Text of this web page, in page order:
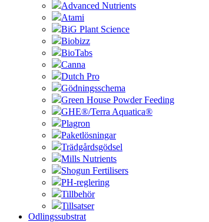
Advanced Nutrients
Atami
BiG Plant Science
Biobizz
BioTabs
Canna
Dutch Pro
Gödningsschema
Green House Powder Feeding
GHE®/Terra Aquatica®
Plagron
Paketlösningar
Trädgårdsgödsel
Mills Nutrients
Shogun Fertilisers
PH-reglering
Tillbehör
Tillsatser
Odlingssubstrat